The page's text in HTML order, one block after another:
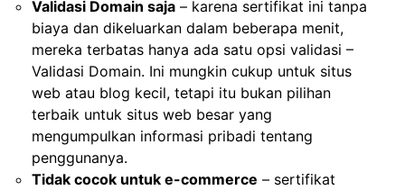
Validasi Domain saja – karena sertifikat ini tanpa
biaya dan dikeluarkan dalam beberapa menit,
mereka terbatas hanya ada satu opsi validasi –
Validasi Domain. Ini mungkin cukup untuk situs
web atau blog kecil, tetapi itu bukan pilihan
terbaik untuk situs web besar yang
mengumpulkan informasi pribadi tentang
penggunanya.
Tidak cocok untuk e-commerce – sertifikat